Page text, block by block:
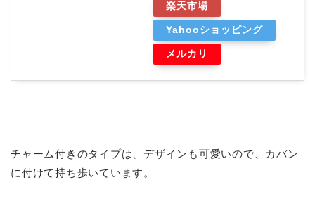
楽天市場
Yahooショッピング
メルカリ
チャーム付きのタイプは、デザインも可愛いので、カバン
に付けて持ち歩いています。